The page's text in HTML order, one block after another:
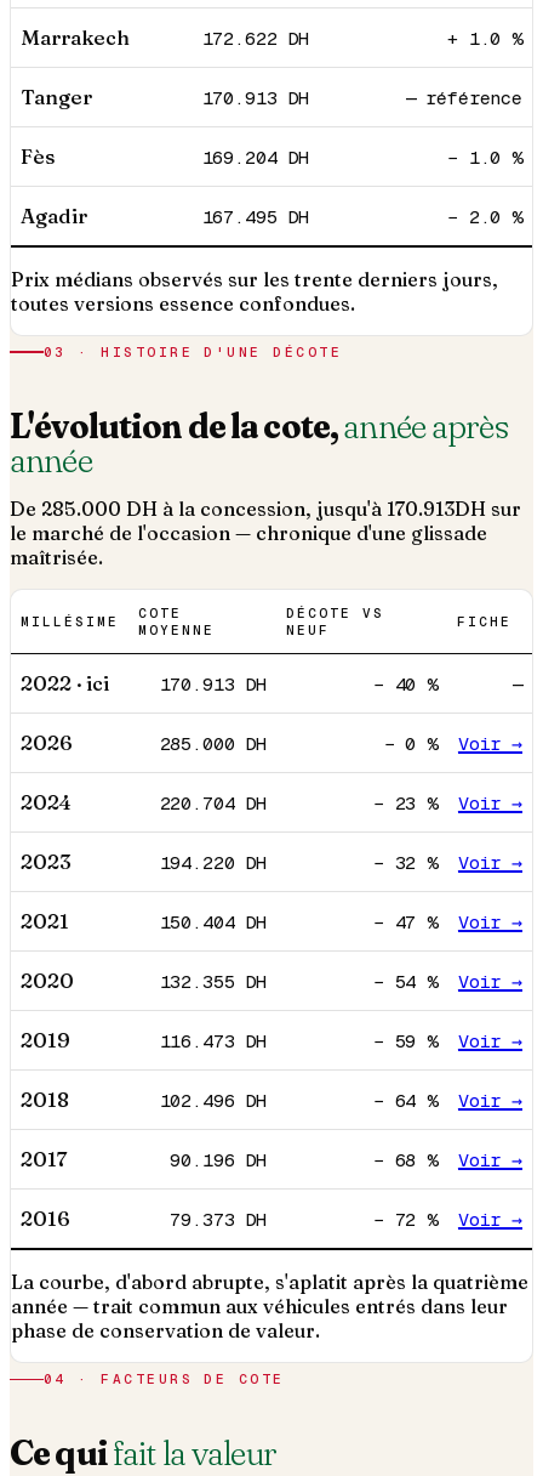
Marrakech 172.622 DH + 1.0 %
Tanger 170.913 DH — référence
Fès 169.204DH − 1.0 %
Agadir 167.495 DH − 2.0 %
Prix médians observés sur les trente derniers jours,
toutes versions essence confondues.
03 · HISTOIRE D'UNE DÉCOTE
L'évolution de la cote,année après
année
De 285.000 DH à la concession, jusqu'à 170.913DH sur
le marché de l'occasion — chronique d'une glissade
maîtrisée.
MILLÉSIME
COTE
MOYENNE
DÉCOTE VS
NEUF
FICHE
2022 · ici 170.913 DH − 40 % —
2026 285.000 DH −0 % Voir →
2024 220.704DH − 23 % Voir →
2023 194.220 DH − 32 % Voir →
2021 150.404DH − 47 % Voir →
2020 132.355 DH − 54 % Voir →
2019 116.473 DH − 59 % Voir →
2018 102.496 DH − 64 % Voir →
2017 90.196 DH − 68 % Voir →
2016 79.373 DH − 72 % Voir →
La courbe, d'abord abrupte, s'aplatit après la quatrième
année — trait commun aux véhicules entrés dans leur
phase de conservation de valeur.
04 · FACTEURS DE COTE
Ce quifait la valeur